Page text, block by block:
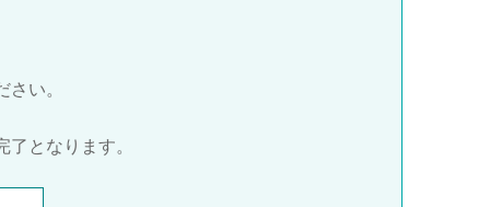
い。
となります。